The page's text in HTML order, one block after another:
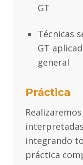
GT
Técnicas
GT
general
Práctica
integrando
práctica